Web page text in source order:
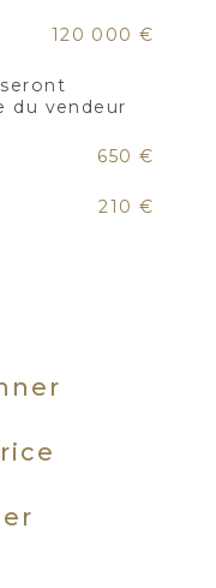
120 000 €
du vendeur
650 €
210 €